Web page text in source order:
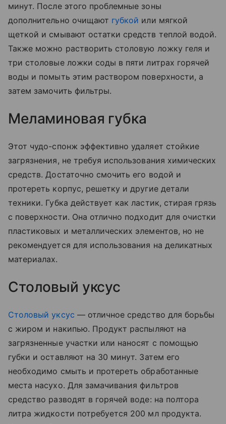
минут. После этого проблемные зоны
дополнительно очищают губкой или мягкой
щеткой и смывают остатки средств теплой водой.
Также можно растворить столовую ложку геля и
три столовые ложки соды в пяти литрах горячей
воды и помыть этим раствором поверхности, а
затем замочить фильтры.
Меламиновая губка
Этот чудо-спонж эффективно удаляет стойкие
загрязнения, не требуя использования химических
средств. Достаточно смочить его водой и
протереть корпус, решетку и другие детали
техники. Губка действует как ластик, стирая грязь
с поверхности. Она отлично подходит для очистки
пластиковых и металлических элементов, но не
рекомендуется для использования на деликатных
материалах.
Столовый уксус
Столовый уксус — отличное средство для борьбы
с жиром и накипью. Продукт распыляют на
загрязненные участки или наносят с помощью
губки и оставляют на 30 минут. Затем его
необходимо смыть и протереть обработанные
места насухо. Для замачивания фильтров
средство разводят в горячей воде: на полтора
литра жидкости потребуется 200 мл продукта.